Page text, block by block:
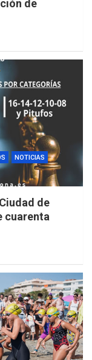
de
NOTICIAS
de
cuarenta